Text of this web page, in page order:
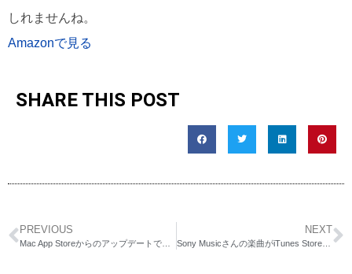
しれませんね。
Amazonで見る
SHARE THIS POST
PREVIOUS NEXT
Sony Musicさんの楽曲がiTunes Storeでようやく配信を開始しました